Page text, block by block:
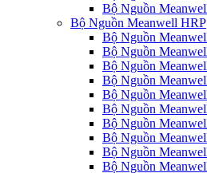
Bộ Nguồn
Bộ Nguồn Meanwell HRP
Bộ Nguồn
Bộ Nguồn
Bộ Nguồn
Bộ Nguồn
Bộ Nguồn
Bộ Nguồn
Bộ Nguồn
Bộ Nguồn
Bộ Nguồn
Bộ Nguồn